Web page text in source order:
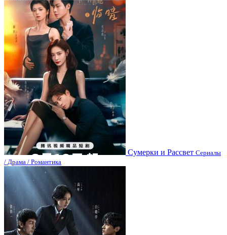
Сумерки и Рассвет Сериалы
/ Драма / Романтика